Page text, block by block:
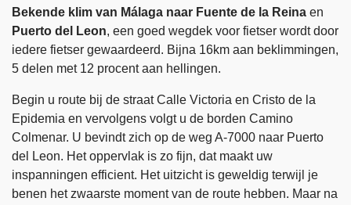
Bekende klim van Málaga naar Fuente de la Reina en
Puerto del Leon, een goed wegdek voor fietser wordt door
iedere fietser gewaardeerd. Bijna 16km aan beklimmingen,
5 delen met 12 procent aan hellingen.
Begin u route bij de straat Calle Victoria en Cristo de la
Epidemia en vervolgens volgt u de borden Camino
Colmenar. U bevindt zich op de weg A-7000 naar Puerto
del Leon. Het oppervlak is zo fijn, dat maakt uw
inspanningen efficient. Het uitzicht is geweldig terwijl je
benen het zwaarste moment van de route hebben. Maar na